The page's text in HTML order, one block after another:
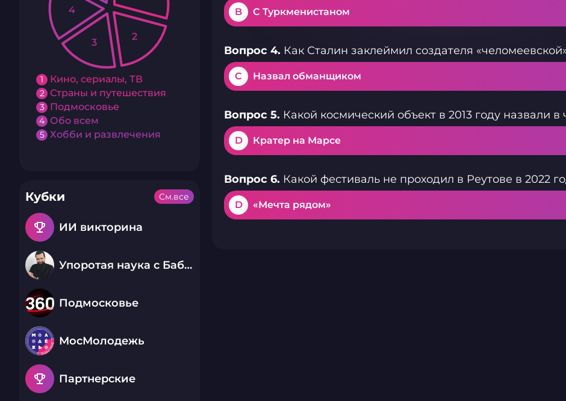
1 Кино, сериалы, ТВ
2 Страны и путешествия
3 Подмосковье
4 Обо всем
5 Хобби и развлечения
2
3
4
Кубки
emoji_events ИИ викторина
Упоротая наука с Бабаем Лютым
Подмосковье
МосМолодежь
emoji_events Партнерские
См.все
B С Туркменистаном
Вопрос 4. Как Сталин заклеймил создателя
C Назвал обманщиком
Вопрос 5. Какой космический объект в 2013 году назвали в
D Кратер на Марсе
Вопрос 6. Какой фестиваль не проходил в Реутове в 2022
D «Мечта рядом»